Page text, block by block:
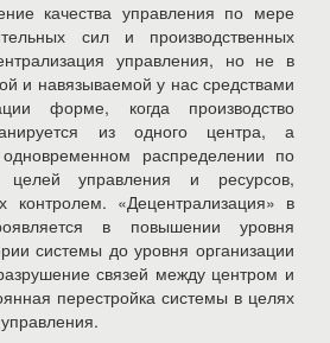
качества управления по мере
сил и производственных
управления, но не в
и навязываемой у нас средствами
форме, когда производство
из одного центра, а
распределении по
целей управления и ресурсов,
контролем. «Децентрализация» в
в повышении уровня
системы до уровня организации
связей между центром и
перестройка системы в целях